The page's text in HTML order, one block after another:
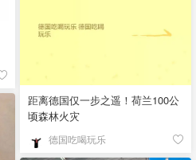
距离德国仅一步之遥！荷兰100公
顷森林火灾
德国吃喝玩乐